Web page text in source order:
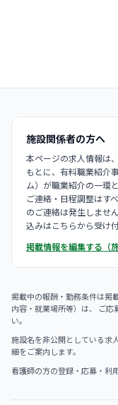
施設関係者の方へ
本ページの求人情報は
もとに、有料職業紹介
ム）が職業紹介の一環
ご連絡・日程調整はす
のご連絡は発生しませ
込みはこちらから受け
掲載情報を編集する（
掲載中の報酬・勤務条件は掲
内容・就業場所等）は、 ご
い。
施設名を非公開としている求
細をご案内します。
看護師の方の登録・応募・利